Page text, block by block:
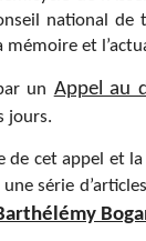
national
et
un Appel au
jours.
de cet appel et
série